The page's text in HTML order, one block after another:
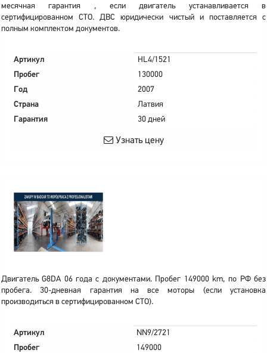
месячная гарантия , если двигатель устанавливается в
сертифицированном СТО. ДВС юридически чистый и поставляется с
полным комплектом документов.
Артикул
HL4/1521
Пробег
130000
Год
2007
Страна
Латвия
Гарантия
30 дней
Узнать цену
Двигатель G8DA 06 года с документами. Пробег 149000 km, по РФ без
пробега. 30-дневная гарантия на все моторы (если установка
производиться в сертифицированном СТО).
Артикул
NN9/2721
Пробег
149000